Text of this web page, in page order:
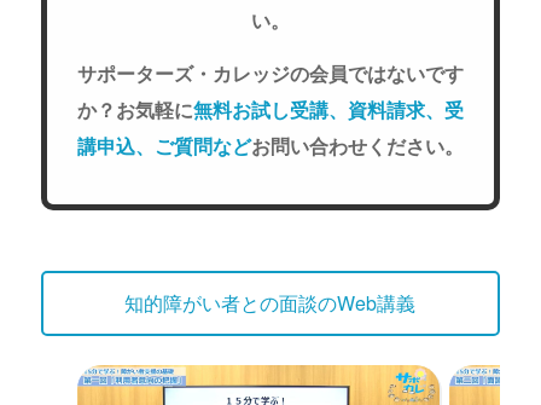
い。
サポーターズ・カレッジの会員ではないです
か？お気軽に無料お試し受講、資料請求、受
講申込、ご質問などお問い合わせください。
知的障がい者との面談のWeb講義